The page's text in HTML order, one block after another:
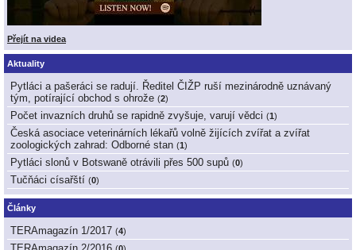
Přejít na videa
Aktuality
Pytláci a pašeráci se radují. Ředitel ČIŽP ruší mezinárodně uznávaný
tým, potírající obchod s ohrože (2)
Počet invazních druhů se rapidně zvyšuje, varují vědci (1 )
Česká asociace veterinárních lékařů volně žijících zvířat a zvířat
zoologických zahrad: Odborné stan (1 )
Pytláci slonů v Botswaně otrávili přes 500 supů (0)
Tučňáci císařští (0)
Články
TERAmagazín 1/2017 (4)